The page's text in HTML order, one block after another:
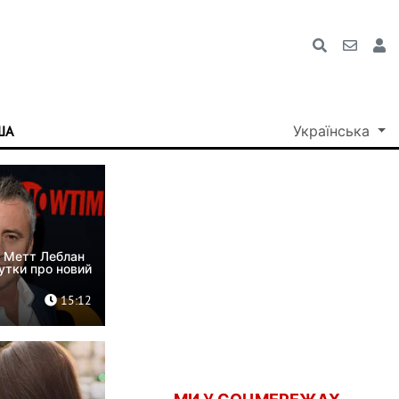
Українська
"Мільйони людей
Метт Леблан
про новий
15:12